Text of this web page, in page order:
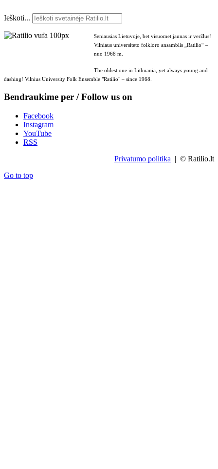
Ieškoti...
Seniausias Lietuvoje, bet visuomet jaunas ir veržlus!
Vilniaus universiteto folkloro ansamblis „Ratilio“ –
nuo 1968 m.
The oldest one in Lithuania, yet always young and
dashing! Vilnius University Folk Ensemble "Ratilio" – since 1968.
Bendraukime per / Follow us on
Facebook
Instagram
YouTube
RSS
Privatumo politika | © Ratilio.lt
Go to top